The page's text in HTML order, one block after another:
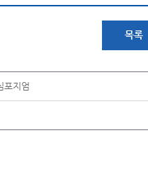
목록
포지엄